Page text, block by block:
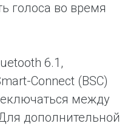
голоса во время
6.1,
Connect (BSC)
между
дополнительной